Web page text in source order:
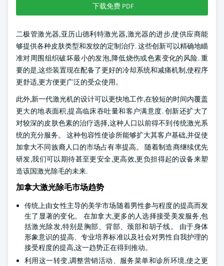
下载免费 PDF
二极管激光器,亚历山德利特激光器,激光器的进步,使供应商能
够提供各种皮肤类型和发纹的定制治疗. 这些创新可以精确地瞄
准对周围组织破坏最小的发泡,降低烧伤或色素变化的风险. 重
要的是,这些装置现在配备了更好的冷却系统和减痛机制,使程序
更舒适,更方便更广泛的受众使用。
此外,新一代激光机的设计可以更快地工作,在较短的时间内覆盖
更大的地表面积,提高临床吞吐量和客户满意度. 创新还扩大了
对较深的皮肤色素的治疗选择,这种人口以前得不到传统激光系
统的充分服务。 这种包容性使诊所能够扩大其客户基础,并促使
加拿大不同族裔人口的市场占有率提高。 随着制造商继续优先
研发,我们可以期待甚至更安全,更高效,更负担得起的设备来塑
造该国激光除毛的未来.
加拿大激光除毛市场趋势
传统上由女性主导的美学市场随着男性参与程度的提高而发
生了显著的变化。 在加拿大,更多的人选择接受美发服务,包
括激光除发,特别是胸部、背部、颈部和胡子线。 由于身体
形象意识的提高、专业培养标准以及社会对男性自我护理的
接受程度的提高,这一趋势正在得到推动。
利用这一转变,调整营销活动、服务菜单和诊所环境,使之更